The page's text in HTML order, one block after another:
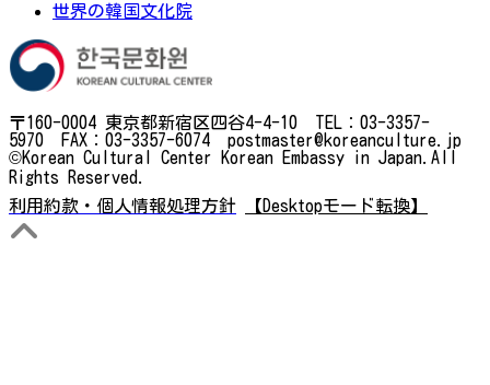
世界の韓国文化院
〒160-0004 東京都新宿区四谷4-4-10 TEL：03-3357-
5970 FAX：03-3357-6074 postmaster@koreanculture.jp
©Korean Cultural Center Korean Embassy in Japan.All
Rights Reserved.
利用約款・個人情報処理方針
【Desktopモード転換】